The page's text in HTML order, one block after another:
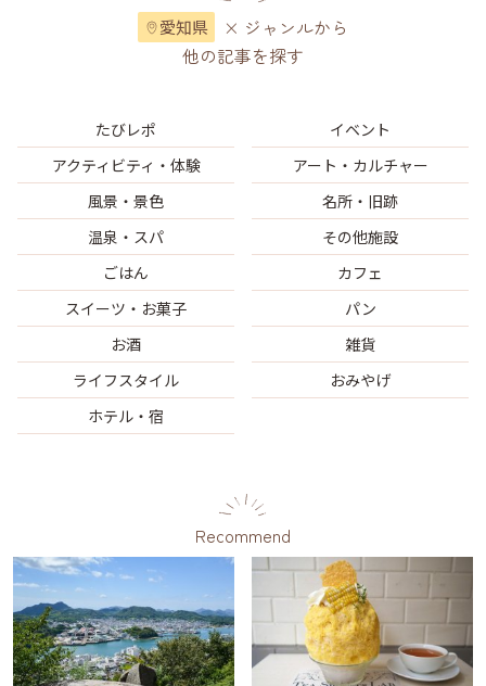
愛知県
× ジャンルから
他の記事を探す
たびレポ
イベント
アクティビティ・体験
アート・カルチャー
風景・景色
名所・旧跡
温泉・スパ
その他施設
ごはん
カフェ
スイーツ・お菓子
パン
お酒
雑貨
ライフスタイル
おみやげ
ホテル・宿
Recommend